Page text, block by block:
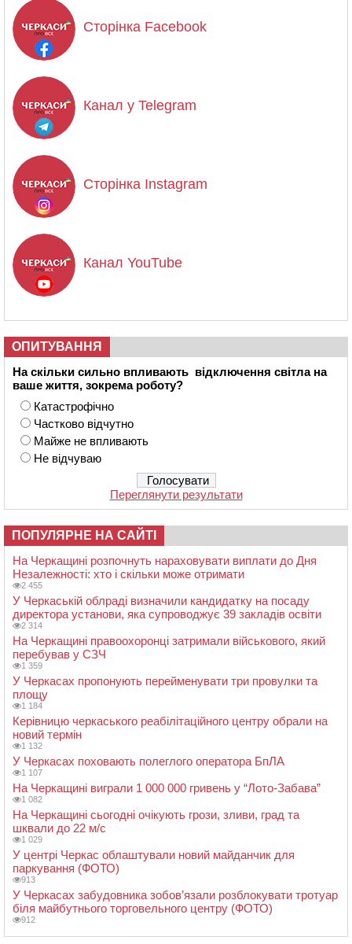
Сторінка Facebook
Канал у Telegram
Сторінка Instagram
Канал YouTube
ОПИТУВАННЯ
На скільки сильно впливають відключення світла на
ваше життя, зокрема роботу?
Катастрофічно
Частково відчутно
Майже не впливають
Не відчуваю
Переглянути результати
ПОПУЛЯРНЕ НА САЙТІ
На Черкащині розпочнуть нараховувати виплати до Дня
Незалежності: хто і скільки може отримати
2 455
У Черкаській облраді визначили кандидатку на посаду
директора установи, яка супроводжує 39 закладів освіти
2 314
На Черкащині правоохоронці затримали військового, який
перебував у СЗЧ
1 359
У Черкасах пропонують перейменувати три провулки та
площу
1 184
Керівницю черкаського реабілітаційного центру обрали на
новий термін
1 132
У Черкасах поховають полеглого оператора БпЛА
1 107
На Черкащині виграли 1 000 000 гривень у “Лото-Забава”
1 082
На Черкащині сьогодні очікують грози, зливи, град та
шквали до 22 м/с
1 029
У центрі Черкас облаштували новий майданчик для
паркування (ФОТО)
913
У Черкасах забудовника зобов’язали розблокувати тротуар
біля майбутнього торговельного центру (ФОТО)
912